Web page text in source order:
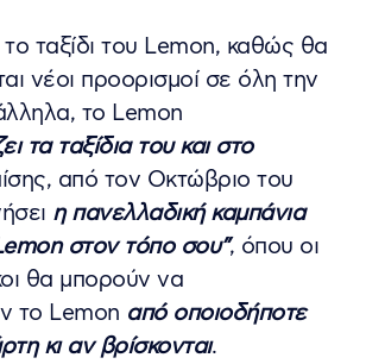
ταξίδι του Lemon, καθώς θα
νέοι προορισμοί σε όλη την
το Lemon
τα ταξίδια του και στο
από τον Οκτώβριο του
η πανελλαδική καμπάνια
στον τόπο σου”, όπου οι
θα μπορούν να
τo Lemon από οποιοδήποτε
κι αν βρίσκονται.